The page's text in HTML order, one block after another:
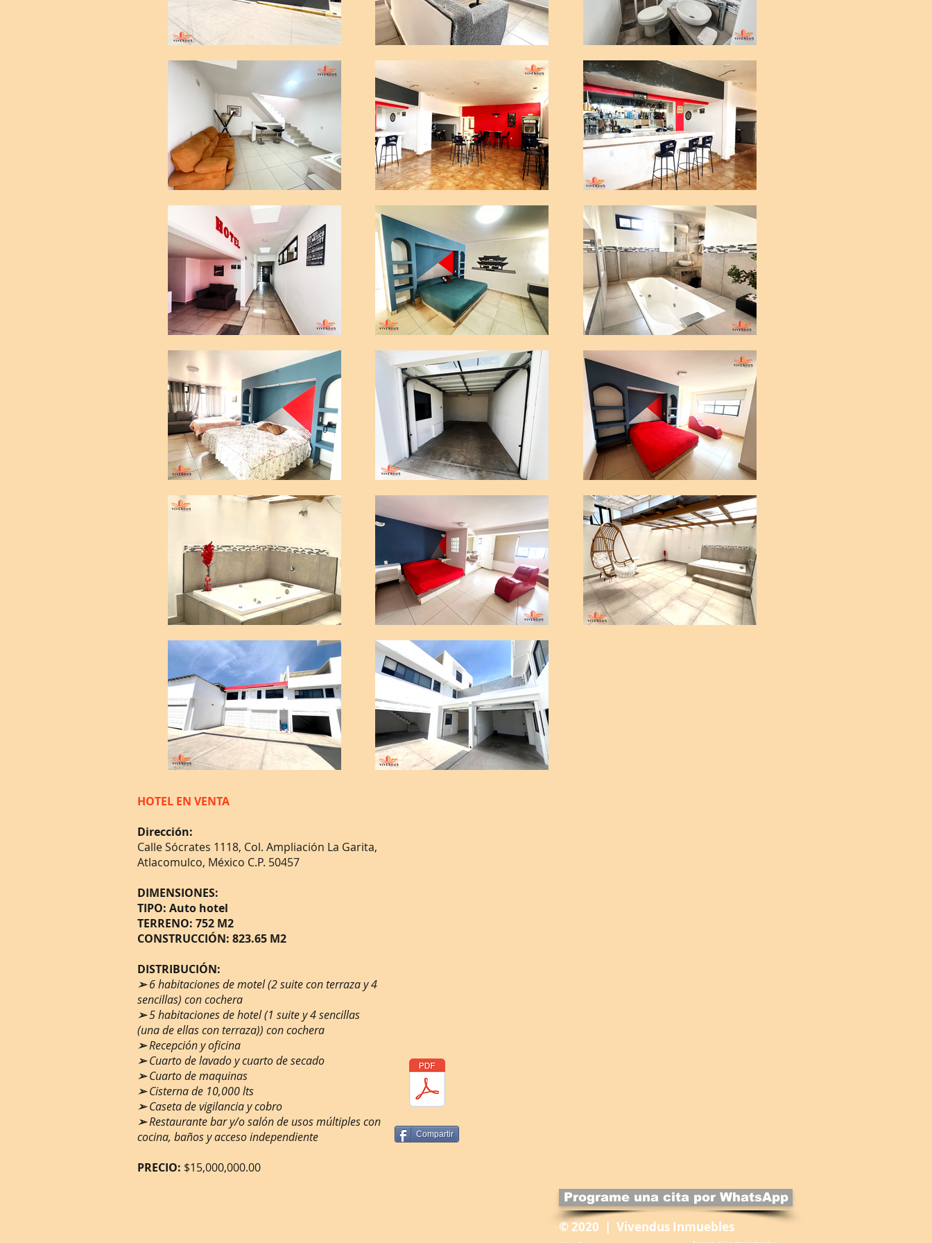
HOTEL EN VENTA
Dirección:
​Calle Sócrates 1118, Col. Ampliación La Garita,
Atlacomulco, México C.P. 50457
DIMENSIONES:
TIPO: Auto hotel
TERRENO: 752 M2
CONSTRUCCIÓN: 823.65 M2
DISTRIBUCIÓN:
➢6 habitaciones de motel (2 suite con terraza y 4
sencillas) con cochera
➢5 habitaciones de hotel (1 suite y 4 sencillas
(una de ellas con terraza)) con cochera
➢Recepción y oficina
➢Cuarto de lavado y cuarto de secado
➢Cuarto de maquinas
➢Cisterna de 10,000 lts
➢Caseta de vigilancia y cobro
➢Restaurante bar y/o salón de usos múltiples con
cocina, baños y acceso independiente
PRECIO: $15,000,000.00
Compartir
Programe una cita por WhatsApp
© 2020 | Vivendus Inmuebles